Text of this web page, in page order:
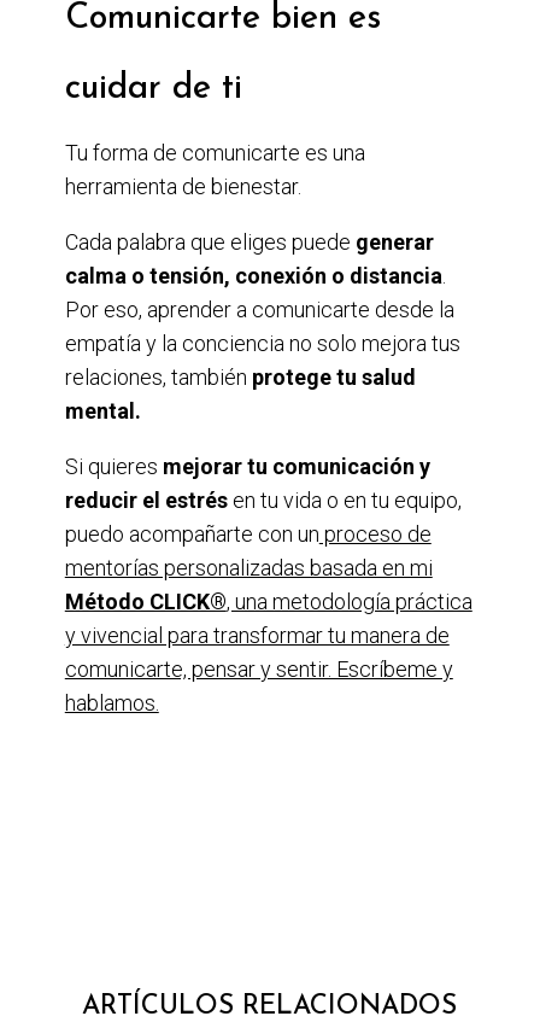
Comunicarte bien es
cuidar de ti
Tu forma de comunicarte es una
herramienta de bienestar.
Cada palabra que eliges puede generar
calma o tensión, conexión o distancia
Por eso, aprender a comunicarte desde la
empatía y la conciencia no solo mejora tus
relaciones, también protege tu salud
mental.
Si quieres mejorar tu comunicación y
reducir el estrésen tu vida o en tu equipo,
puedo acompañarte con un proceso de
mentorías personalizadas basada en mi
Método CLICK®, una metodología práctica
y vivencial para transformar tu manera de
comunicarte, pensar y sentir. Escríbeme y
hablamos.
ARTÍCULOS RELACIONADOS